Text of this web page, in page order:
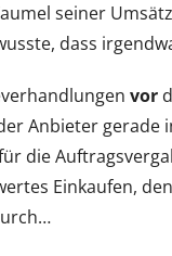
seiner
dass
vor
Anbieter gerade
die
Einkaufen,